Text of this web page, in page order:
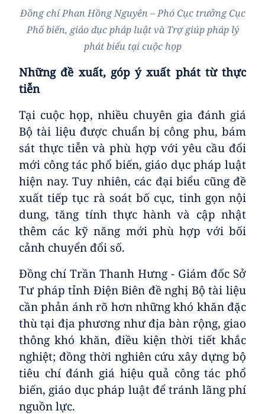
Đồng chí Phan Hồng Nguyên – Phó Cục trưởng Cục
Phổ biến, giáo dục pháp luật và Trợ giúp pháp lý
phát biểu tại cuộc họp
Những đề xuất, góp ý xuất phát từ thực
tiễn
Tại cuộc họp, nhiều chuyên gia đánh giá
Bộ tài liệu được chuẩn bị công phu, bám
sát thực tiễn và phù hợp với yêu cầu đổi
mới công tác phổ biến, giáo dục pháp luật
hiện nay. Tuy nhiên, các đại biểu cũng đề
xuất tiếp tục rà soát bố cục, tinh gọn nội
dung, tăng tính thực hành và cập nhật
thêm các kỹ năng mới phù hợp với bối
cảnh chuyển đổi số.
Đồng chí Trần Thanh Hưng - Giám đốc Sở
Tư pháp tỉnh Điện Biên đề nghị Bộ tài liệu
cần phản ánh rõ hơn những khó khăn đặc
thù tại địa phương như địa bàn rộng, giao
thông khó khăn, điều kiện thời tiết khắc
nghiệt; đồng thời nghiên cứu xây dựng bộ
tiêu chí đánh giá hiệu quả công tác phổ
biến, giáo dục pháp luật để tránh lãng phí
nguồn lực.